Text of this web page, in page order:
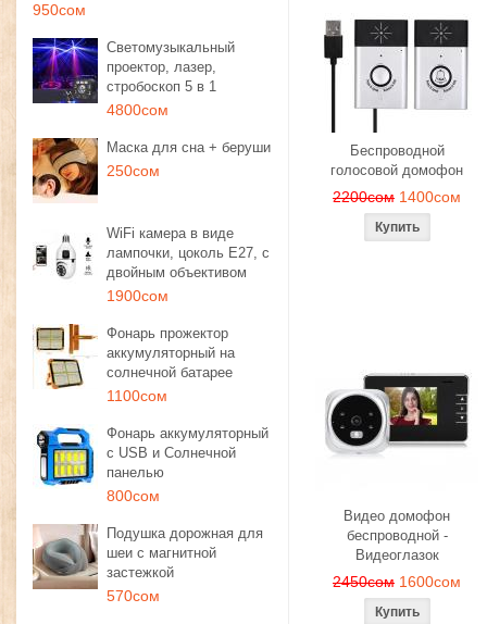
950сом
Светомузыкальный
проектор, лазер,
стробоскоп 5 в 1
4800сом
Маска для сна + беруши
250сом
WiFi камера в виде
лампочки, цоколь E27, с
двойным объективом
1900сом
Фонарь прожектор
аккумуляторный на
солнечной батарее
1100сом
Фонарь аккумуляторный
с USB и Солнечной
панелью
800сом
Подушка дорожная для
шеи с магнитной
застежкой
570сом
Беспроводной
голосовой домофон
2200сом 1400сом
Видео домофон
беспроводной -
Видеоглазок
2450сом 1600сом